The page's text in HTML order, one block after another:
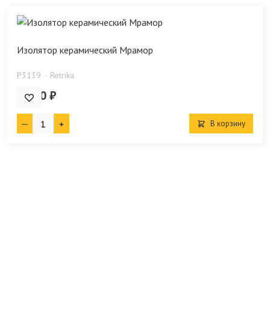
Изолятор керамический Мрамор
P3139 Retrika
51.00 ₽
В корзину